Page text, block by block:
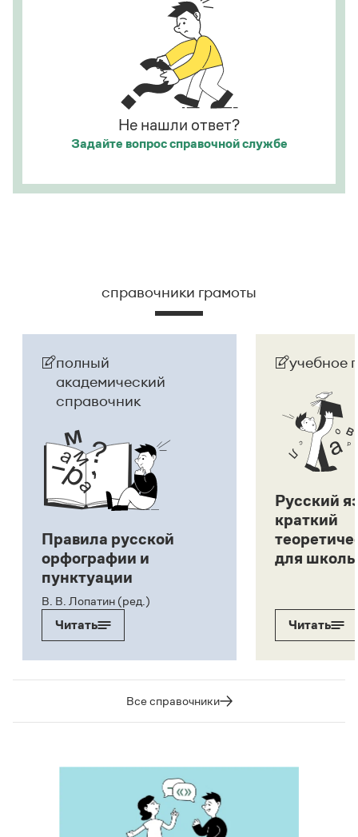
Учебник Грамоты
Интерактивные упражнения: от простого к сложному
Не нашли ответ?
Задайте вопроссправочной службе
справочники грамоты
полный
академический
справочник
Правила русской
орфографии и
пунктуации
В. В. Лопатин (ред.)
Читать
учебное
Русский
краткий
для
Читать
Все справочники